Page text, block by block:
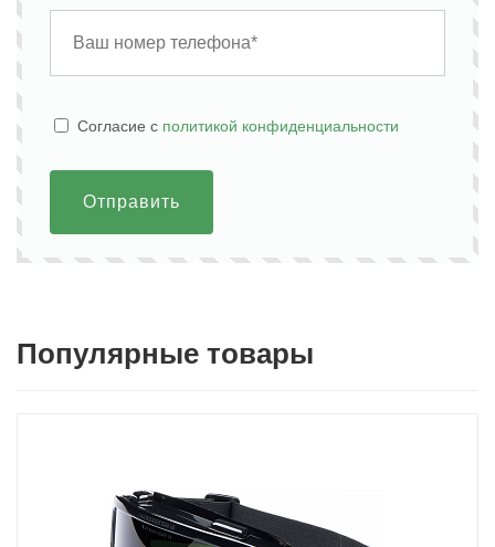
Cогласие с политикой конфиденциальности
Отправить
Популярные товары